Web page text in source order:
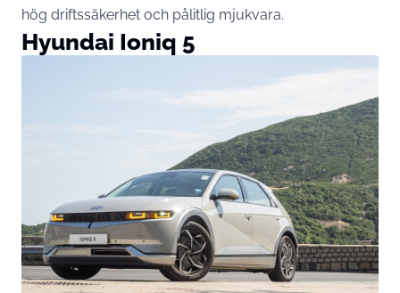
hög driftssäkerhet och pålitlig mjukvara.
Hyundai Ioniq 5